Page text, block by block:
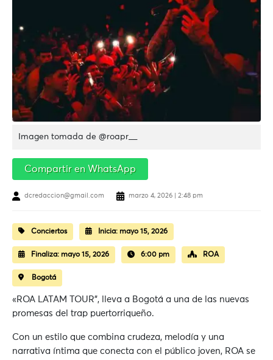
Imagen tomada de @roapr__
Compartir en WhatsApp
dcredaccion@gmail.com marzo 4, 2026 | 2:48 pm
Conciertos Inicia: mayo 15, 2026
Finaliza: mayo 15, 2026 6:00 pm ROA
Bogotá
«ROA LATAM TOUR”, lleva a Bogotá a una de las nuevas
promesas del trap puertorriqueño.
Con un estilo que combina crudeza, melodía y una
narrativa íntima que conecta con el público joven, ROA se